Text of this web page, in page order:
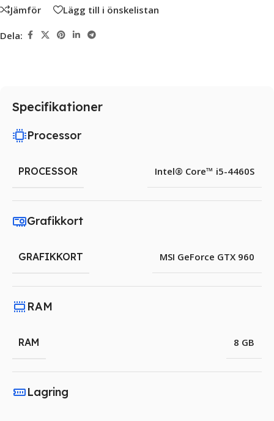
Jämför Lägg till i önskelistan
Dela:
Specifikationer
Processor
PROCESSOR Intel® Core™ i5-4460S
Grafikkort
GRAFIKKORT MSI GeForce GTX 960
RAM
RAM 8 GB
Lagring